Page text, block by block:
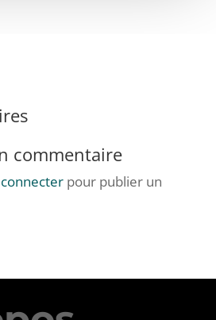
commentaire
pour publier un